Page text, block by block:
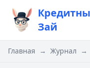
Зай
Главная → Журнал →